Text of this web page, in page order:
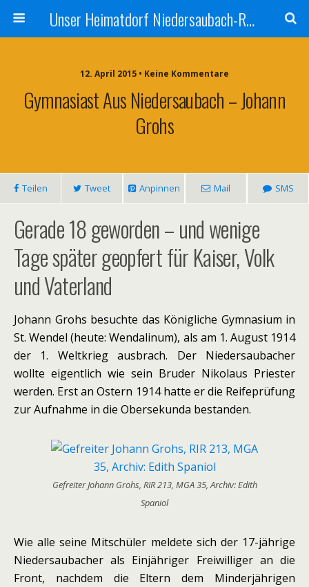
Unser Heimatdorf Niedersaubach-Rümmelbach
12. April 2015 • Keine Kommentare
Gymnasiast Aus Niedersaubach – Johann
Grohs
Teilen Tweet Anpinnen Mail SMS
Gerade 18 geworden – und wenige
Tage später geopfert für Kaiser, Volk
und Vaterland
Johann Grohs besuchte das Königliche Gymnasium in
St. Wendel (heute: Wendalinum), als am 1. August 1914
der 1. Weltkrieg ausbrach. Der Niedersaubacher
wollte eigentlich wie sein Bruder Nikolaus Priester
werden. Erst an Ostern 1914 hatte er die Reifeprüfung
zur Aufnahme in die Obersekunda bestanden.
Gefreiter Johann Grohs, RIR 213, MGA 35, Archiv: Edith
Spaniol
Wie alle seine Mitschüler meldete sich der 17-jährige
Niedersaubacher als Einjähriger Freiwilliger an die
Front, nachdem die Eltern dem Minderjährigen